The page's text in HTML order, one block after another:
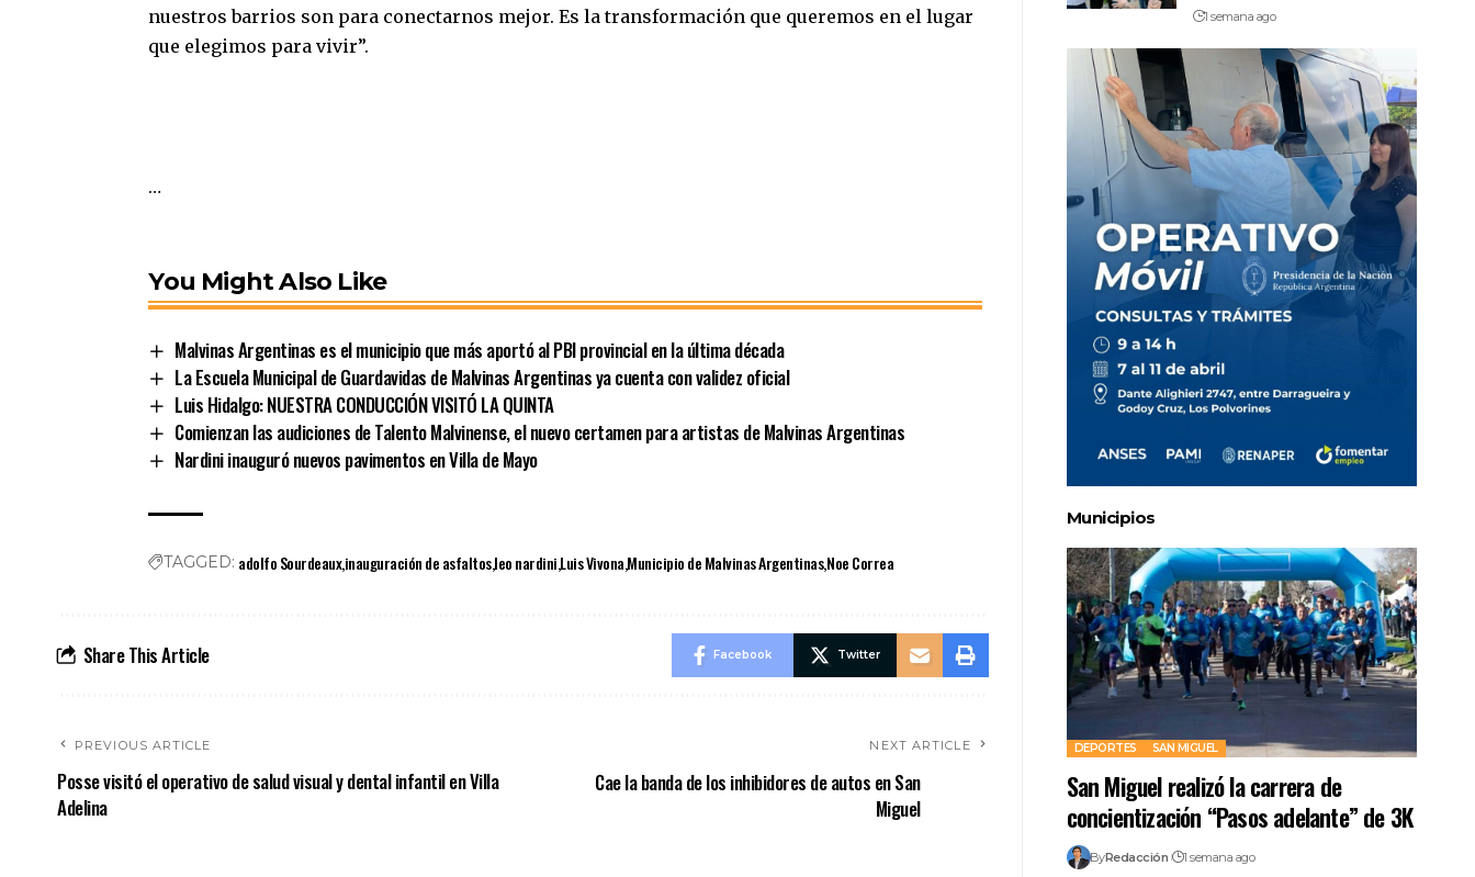
nuestros barrios son para conectarnos mejor. Es la transformación que queremos en el lugar
que elegimos para vivir”.
…
You Might Also Like
Malvinas Argentinas es el municipio que más aportó al PBI provincial en la última década
La Escuela Municipal de Guardavidas de Malvinas Argentinas ya cuenta con validez oficial
Luis Hidalgo: NUESTRA CONDUCCIÓN VISITÓ LA QUINTA
Comienzan las audiciones de Talento Malvinense, el nuevo certamen para artistas de Malvinas Argentinas
Nardini inauguró nuevos pavimentos en Villa de Mayo
TAGGED: adolfo Sourdeauxinauguración de asfaltosleo nardiniLuis VivonaMunicipio de Malvinas ArgentinasNoe Correa
Share This Article Facebook Twitter
PREVIOUS ARTICLE
Posse visitó el operativo de salud visual y dental infantil en Villa
Adelina
NEXT ARTICLE
Cae la banda de los inhibidores de autos en San
Miguel
1 semana ago
Municipios
DEPORTES SAN MIGUEL
San Miguel realizó la carrera de
concientización “Pasos adelante” de 3K
ByRedacción 1 semana ago